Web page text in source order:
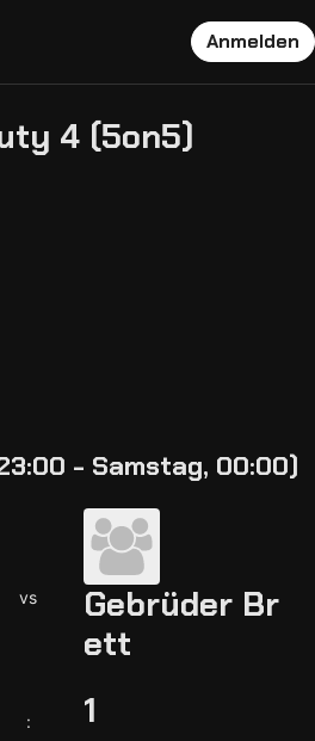
Anmelden
4 (5on5)
- Samstag, 00:00)
vs
Gebrüder Br
ett
: 1